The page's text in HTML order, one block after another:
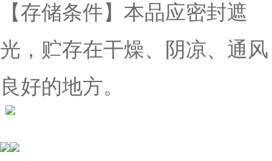
【存储条件】本品应密封遮
光，贮存在干燥、阴凉、通风
良好的地方。